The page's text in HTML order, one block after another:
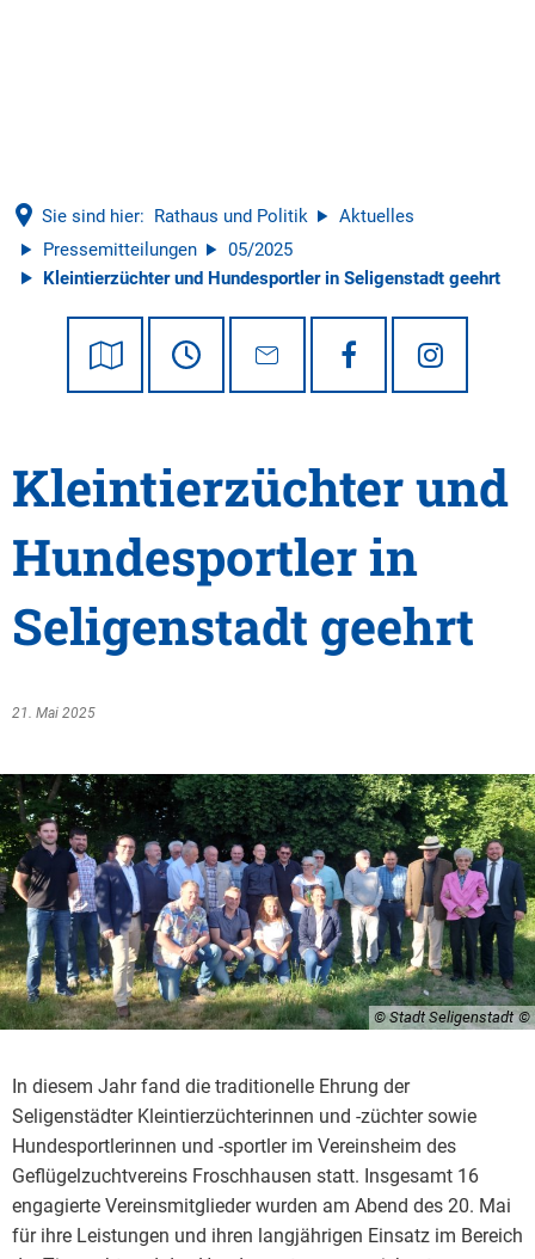
Sie sind hier: Rathaus und Politik
Aktuelles
Pressemitteilungen
05/2025
Kleintierzüchter und Hundesportler in Seligenstadt geehrt
Kleintierzüchter und
Hundesportler in
Seligenstadt geehrt
21. Mai 2025
© Stadt Seligenstadt
In diesem Jahr fand die traditionelle Ehrung der
Seligenstädter Kleintierzüchterinnen und -züchter sowie
Hundesportlerinnen und -sportler im Vereinsheim des
Geflügelzuchtvereins Froschhausen statt. Insgesamt 16
engagierte Vereinsmitglieder wurden am Abend des 20. Mai
für ihre Leistungen und ihren langjährigen Einsatz im Bereich